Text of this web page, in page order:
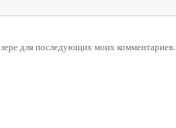
для последующих моих комментариев.